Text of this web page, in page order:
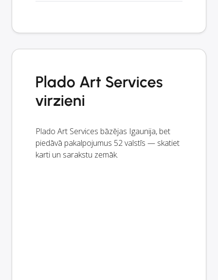
Plado Art Services
virzieni
Plado Art Services bāzējas Igaunija, bet
piedāvā pakalpojumus 52 valstīs — skatiet
karti un sarakstu zemāk.